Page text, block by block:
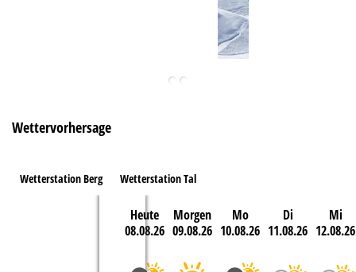
Wettervorhersage
Wetterstation Berg Wetterstation Tal
Heute
08.08.26
Morgen
09.08.26
Mo
10.08.26
Di
11.08.26
Mi
12.08.26